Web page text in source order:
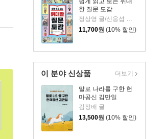
한 질문 도감
11,700원 (10% 할인)
이 분야 신상품
말로 나라를 구한 헌
마공신 김만일
김정배 글
13,500원 (10% 할인)
더보기